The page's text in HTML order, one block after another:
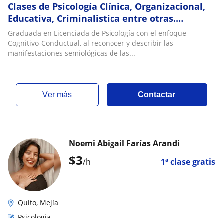
Clases de Psicología Clínica, Organizacional,
Educativa, Criminalistica entre otras.
Atención Psicologica
Graduada en Licenciada de Psicología con el enfoque
Cognitivo-Conductual, al reconocer y describir las
manifestaciones semiológicas de las...
ver más Contactar
$3/h 1ª clase gratis
Noemi Abigail Farías Arandi
Quito, Mejía